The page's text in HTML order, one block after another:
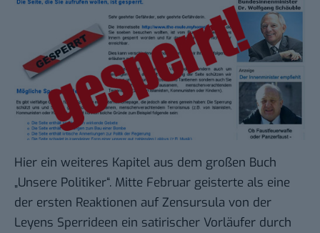
Hier ein weiteres Kapitel aus dem großen Buch
„Unsere Politiker“. Mitte Februar geisterte als eine
der ersten Reaktionen auf Zensursula von der
Leyens Sperrideen ein satirischer Vorläufer durch